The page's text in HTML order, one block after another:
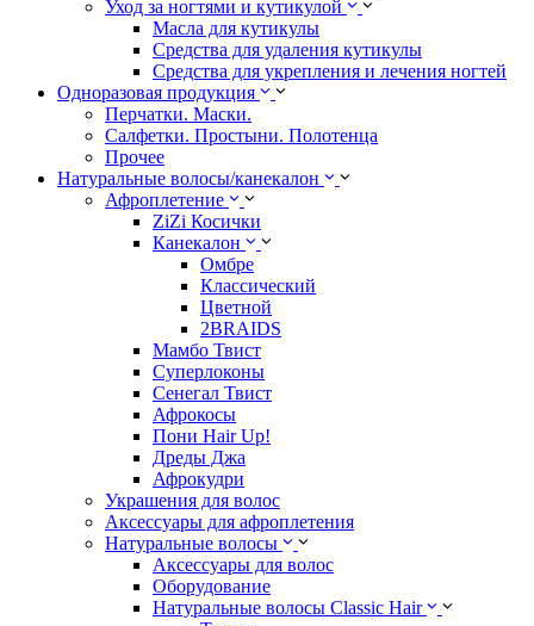
Уход за ногтями и кутикулой
Масла для кутикулы
Средства для удаления кутикулы
Средства для укрепления и лечения ногтей
Одноразовая продукция
Перчатки. Маски.
Салфетки. Простыни. Полотенца
Прочее
Натуральные волосы/канекалон
Афроплетение
ZiZi Косички
Канекалон
Омбре
Классический
Цветной
2BRAIDS
Мамбо Твист
Суперлоконы
Сенегал Твист
Афрокосы
Пони Hair Up!
Дреды Джа
Афрокудри
Украшения для волос
Аксессуары для афроплетения
Натуральные волосы
Аксессуары для волос
Оборудование
Натуральные волосы Classic Hair